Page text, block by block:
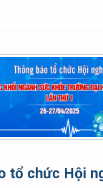
tổ chức Hội